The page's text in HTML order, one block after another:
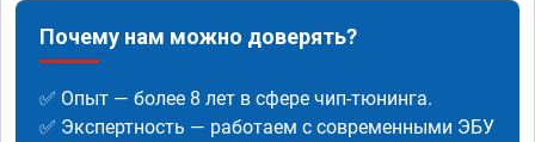
Почему нам можно доверять?
✅ Опыт — более 8 лет в сфере чип-тюнинга.
✅ Экспертность — работаем с современными ЭБУ